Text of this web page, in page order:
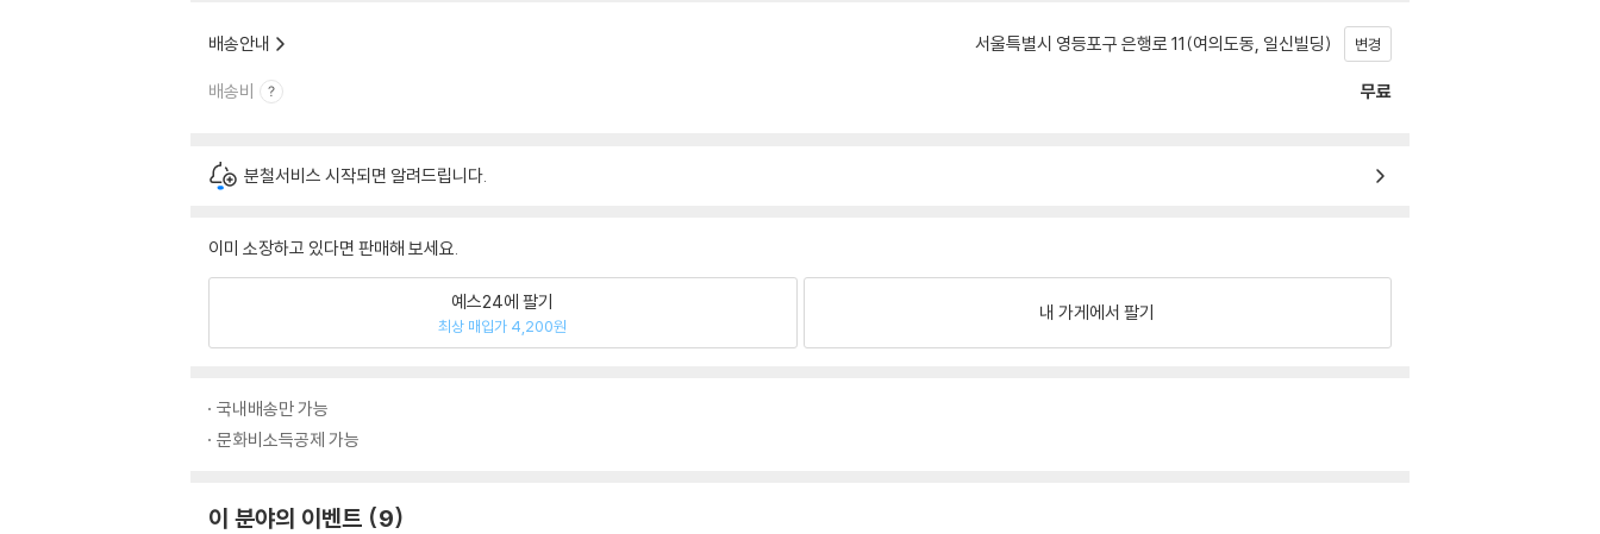
배송안내 서울특별시 영등포구 은행로 11(여의도동, 일신빌딩) 변경
배송비 무료
분철서비스 시작되면 알려드립니다.
이미 소장하고 있다면 판매해 보세요.
예스24에 팔기
최상 매입가 4,200원
내 가게에서 팔기
국내배송만 가능
문화비소득공제 가능
이 분야의 이벤트 9